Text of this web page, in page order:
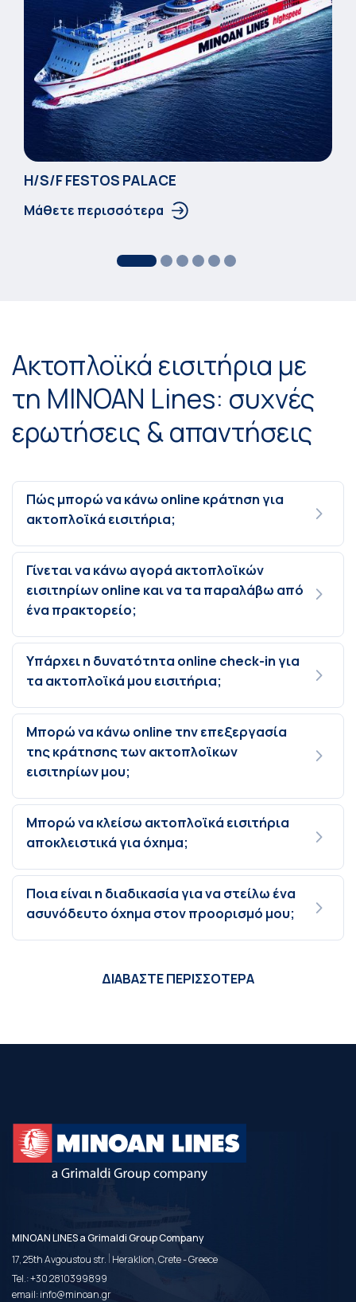
Η/S/F FESTOS PALACΕ
Μάθετε περισσότερα
Ακτοπλοϊκά εισιτήρια με
τη MINOAN Lines: συχνές
ερωτήσεις & απαντήσεις
Πώς μπορώ να κάνω online κράτηση για
ακτοπλοϊκά εισιτήρια;
Γίνεται να κάνω αγορά ακτοπλοϊκών
εισιτηρίων online και να τα παραλάβω από
ένα πρακτορείο;
Υπάρχει η δυνατότητα online check-in για
τα ακτοπλοϊκά μου εισιτήρια;
Μπορώ να κάνω online την επεξεργασία
της κράτησης των ακτοπλοϊκων
εισιτηρίων μου;
Μπορώ να κλείσω ακτοπλοϊκά εισιτήρια
αποκλειστικά για όχημα;
Ποια είναι η διαδικασία για να στείλω ένα
ασυνόδευτο όχημα στον προορισμό μου;
ΔΙΑΒΑΣΤΕ ΠΕΡΙΣΣΟΤΕΡΑ
MINOAN LINES a Grimaldi Group Company
17, 25th Avgoustou str. | Heraklion, Crete - Greece
Tel.:+30 2810399899
email:info@minoan.gr